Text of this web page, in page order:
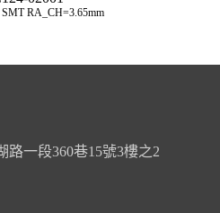
RA_CH=3.65mm
路一段360巷15號3樓之2